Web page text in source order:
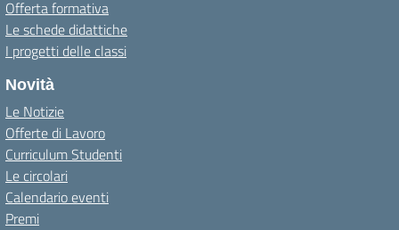
Offerta formativa
Le schede didattiche
I progetti delle classi
Novità
Le Notizie
Offerte di Lavoro
Curriculum Studenti
Le circolari
Calendario eventi
Premi